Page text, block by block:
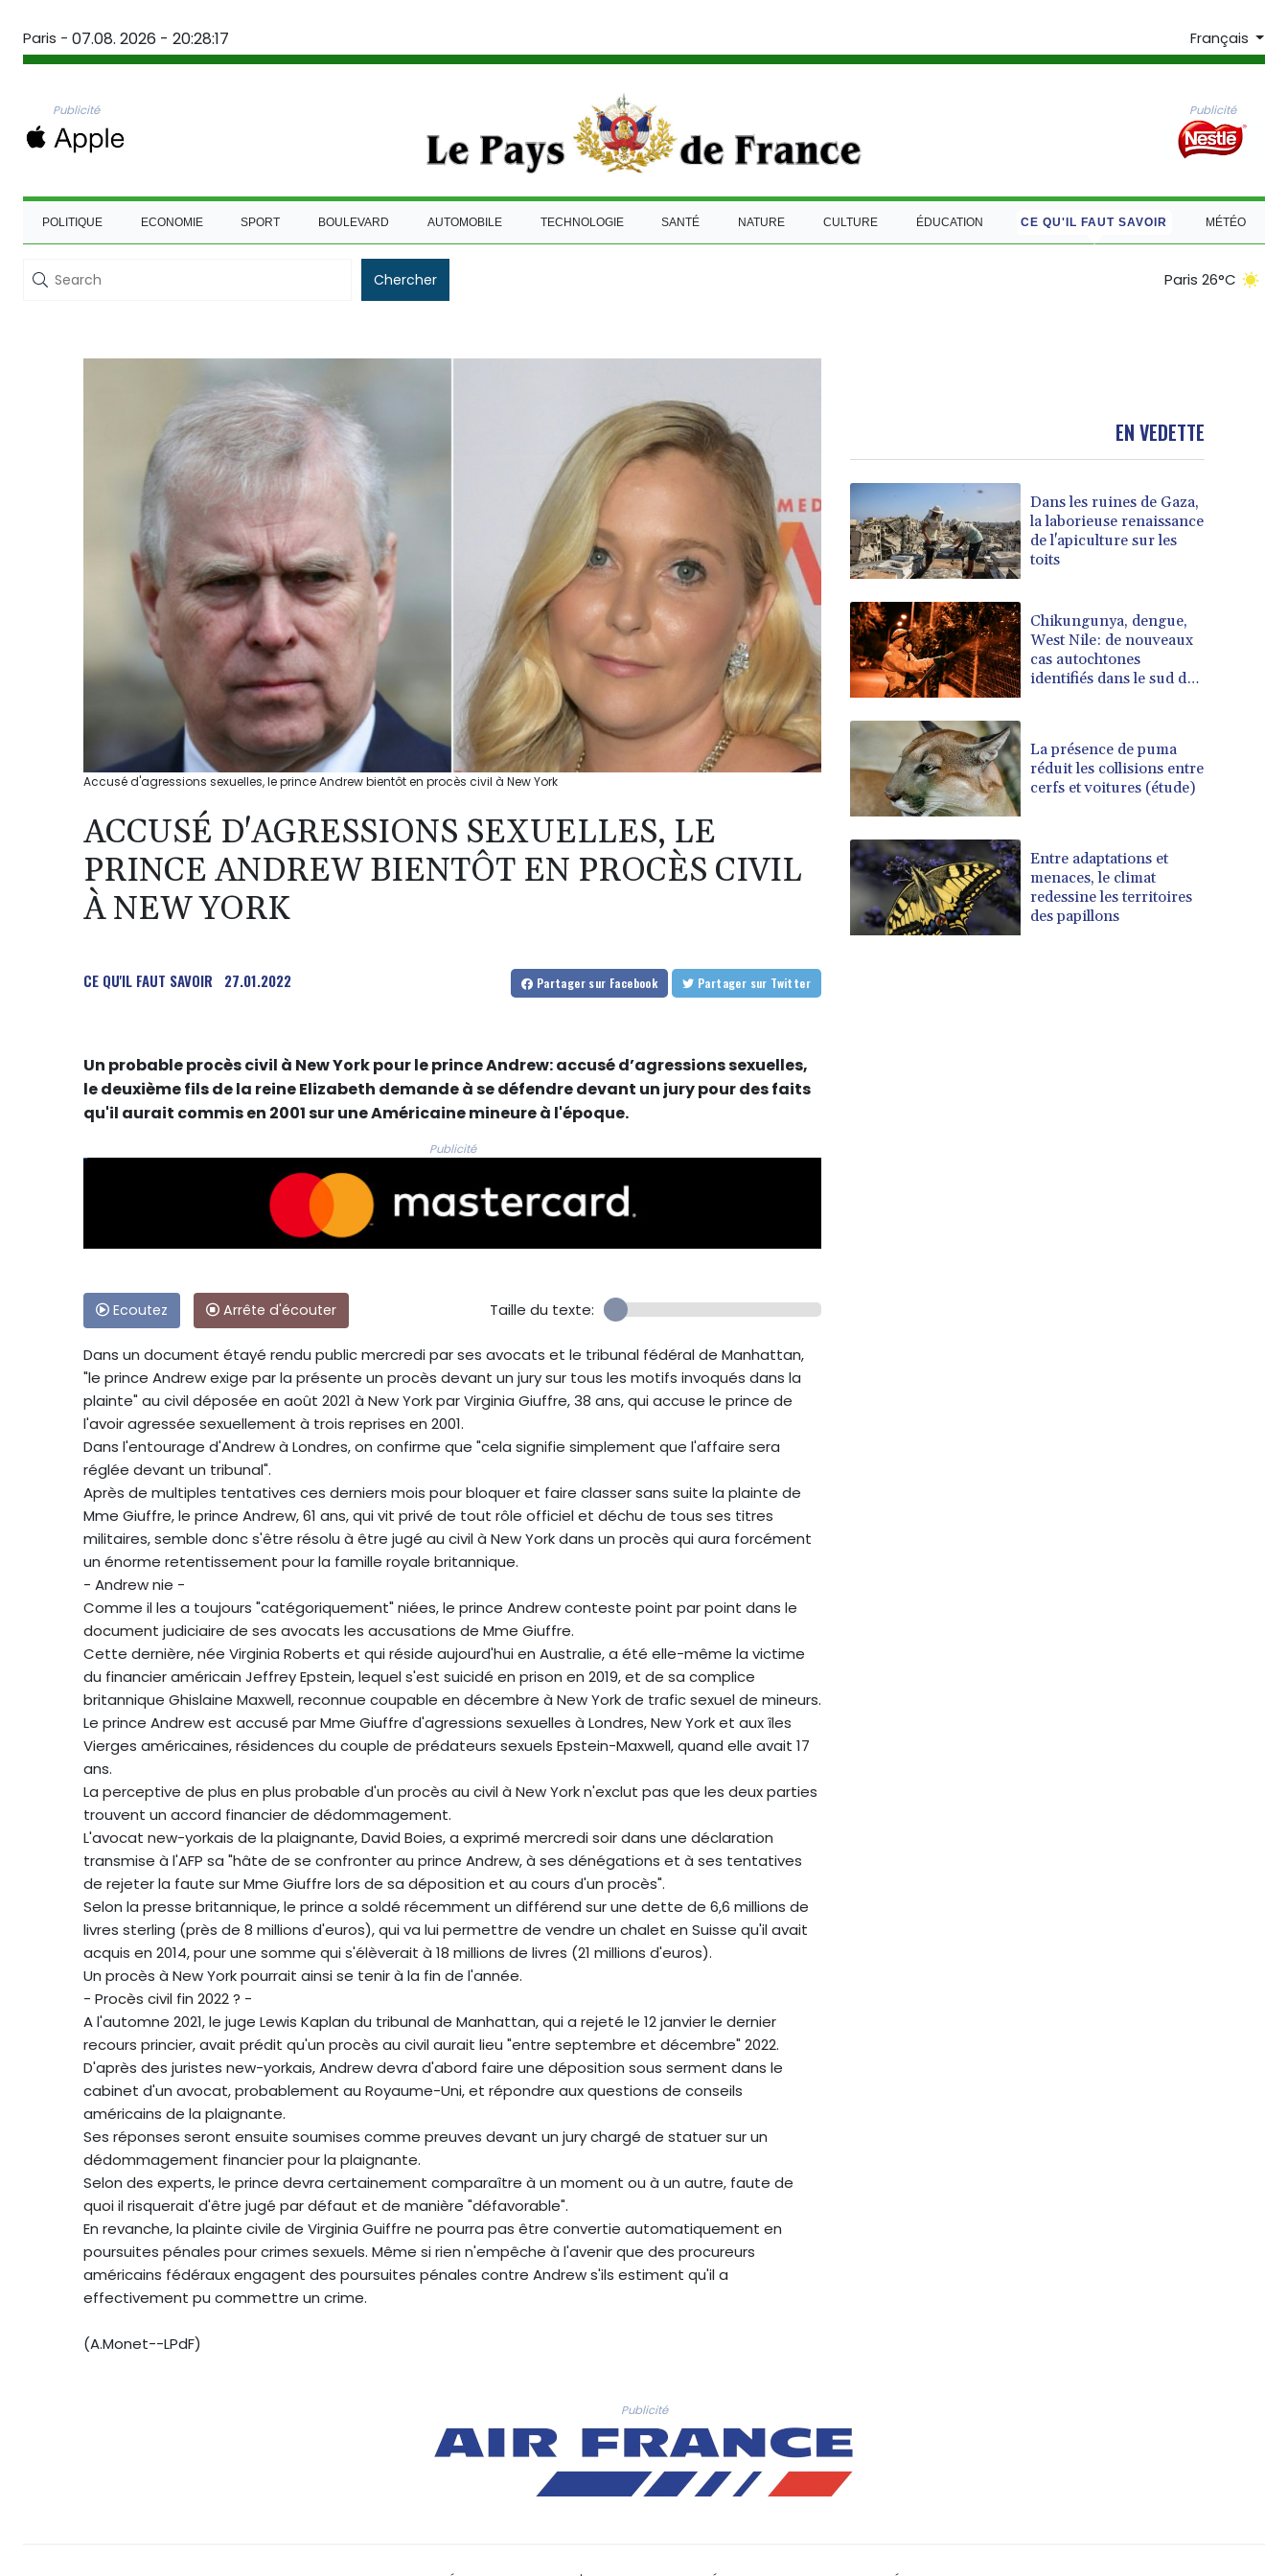
Paris - 07.08. 2026 - 20:28:18 Français
Publicité Publicité
POLITIQUE ECONOMIE SPORT BOULEVARD AUTOMOBILE TECHNOLOGIE SANTÉ NATURE CULTURE ÉDUCATION CE QU'IL FAUT SAVOIR MÉTÉO
Chercher Paris 26°C
Accusé d'agressions sexuelles, le prince Andrew bientôt en procès civil à New York
ACCUSÉ D'AGRESSIONS SEXUELLES, LE
PRINCE ANDREW BIENTÔT EN PROCÈS CIVIL
À NEW YORK
CE QU'IL FAUT SAVOIR 27.01.2022 Partager sur Facebook Partager sur Twitter
Un probable procès civil à New York pour le prince Andrew: accusé d’agressions sexuelles,
le deuxième fils de la reine Elizabeth demande à se défendre devant un jury pour des faits
qu'il aurait commis en 2001 sur une Américaine mineure à l'époque.
Publicité
Ecoutez Arrête d'écouter Taille du texte:
Dans un document étayé rendu public mercredi par ses avocats et le tribunal fédéral de Manhattan,
"le prince Andrew exige par la présente un procès devant un jury sur tous les motifs invoqués dans la
plainte" au civil déposée en août 2021 à New York par Virginia Giuffre, 38 ans, qui accuse le prince de
l'avoir agressée sexuellement à trois reprises en 2001.
Dans l'entourage d'Andrew à Londres, on confirme que "cela signifie simplement que l'affaire sera
réglée devant un tribunal".
Après de multiples tentatives ces derniers mois pour bloquer et faire classer sans suite la plainte de
Mme Giuffre, le prince Andrew, 61 ans, qui vit privé de tout rôle officiel et déchu de tous ses titres
militaires, semble donc s'être résolu à être jugé au civil à New York dans un procès qui aura forcément
un énorme retentissement pour la famille royale britannique.
- Andrew nie -
Comme il les a toujours "catégoriquement" niées, le prince Andrew conteste point par point dans le
document judiciaire de ses avocats les accusations de Mme Giuffre.
Cette dernière, née Virginia Roberts et qui réside aujourd'hui en Australie, a été elle-même la victime
du financier américain Jeffrey Epstein, lequel s'est suicidé en prison en 2019, et de sa complice
britannique Ghislaine Maxwell, reconnue coupable en décembre à New York de trafic sexuel de mineurs.
Le prince Andrew est accusé par Mme Giuffre d'agressions sexuelles à Londres, New York et aux îles
Vierges américaines, résidences du couple de prédateurs sexuels Epstein-Maxwell, quand elle avait 17
ans.
La perceptive de plus en plus probable d'un procès au civil à New York n'exclut pas que les deux parties
trouvent un accord financier de dédommagement.
L'avocat new-yorkais de la plaignante, David Boies, a exprimé mercredi soir dans une déclaration
transmise à l'AFP sa "hâte de se confronter au prince Andrew, à ses dénégations et à ses tentatives
de rejeter la faute sur Mme Giuffre lors de sa déposition et au cours d'un procès".
Selon la presse britannique, le prince a soldé récemment un différend sur une dette de 6,6 millions de
livres sterling (près de 8 millions d'euros), qui va lui permettre de vendre un chalet en Suisse qu'il avait
acquis en 2014, pour une somme qui s'élèverait à 18 millions de livres (21 millions d'euros).
Un procès à New York pourrait ainsi se tenir à la fin de l'année.
- Procès civil fin 2022 ? -
A l'automne 2021, le juge Lewis Kaplan du tribunal de Manhattan, qui a rejeté le 12 janvier le dernier
recours princier, avait prédit qu'un procès au civil aurait lieu "entre septembre et décembre" 2022.
D'après des juristes new-yorkais, Andrew devra d'abord faire une déposition sous serment dans le
cabinet d'un avocat, probablement au Royaume-Uni, et répondre aux questions de conseils
américains de la plaignante.
Ses réponses seront ensuite soumises comme preuves devant un jury chargé de statuer sur un
dédommagement financier pour la plaignante.
Selon des experts, le prince devra certainement comparaître à un moment ou à un autre, faute de
quoi il risquerait d'être jugé par défaut et de manière "défavorable".
En revanche, la plainte civile de Virginia Guiffre ne pourra pas être convertie automatiquement en
poursuites pénales pour crimes sexuels. Même si rien n'empêche à l'avenir que des procureurs
américains fédéraux engagent des poursuites pénales contre Andrew s'ils estiment qu'il a
effectivement pu commettre un crime.
(A.Monet--LPdF)
EN VEDETTE
Dans les ruines de Gaza,
la laborieuse renaissance
de l'apiculture sur les
toits
Chikungunya, dengue,
West Nile: de nouveaux
cas autochtones
identifiés dans le sud de
La présence de puma
réduit les collisions entre
cerfs et voitures (étude)
Entre adaptations et
menaces, le climat
redessine les territoires
des papillons
Publicité